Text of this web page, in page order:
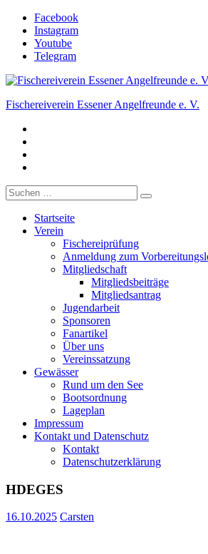
Zum
Inhalt
springen
Facebook
Instagram
Youtube
Telegram
Fischereiverein Essener Angelfreunde e. V.
Der Angelverein in Essen.
Suche
nach:
Startseite
Verein
Fischereiprüfung
Anmeldung zum
Mitgliedschaft
Mitgliedsbeiträge
Mitgliedsantrag
Jugendarbeit
Sponsoren
Fanartikel
Über uns
Vereinssatzung
Gewässer
Rund um den See
Bootsordnung
Lageplan
Impressum
Kontakt und Datenschutz
Kontakt
Datenschutzerklärung
HDEGES
16.10.2025 Carsten